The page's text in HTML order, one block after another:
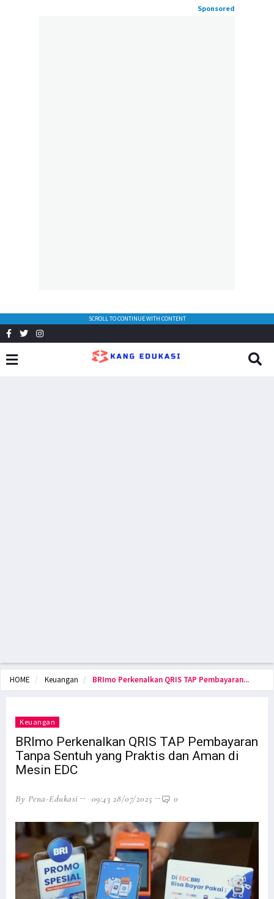
Sponsored
SCROLL TO CONTINUE WITH CONTENT
HOME Keuangan BRImo Perkenalkan QRIS TAP Pembayaran...
Keuangan
BRImo Perkenalkan QRIS TAP Pembayaran
Tanpa Sentuh yang Praktis dan Aman di
Mesin EDC
By Pena-Edukasi 09:43 28/07/2025 0